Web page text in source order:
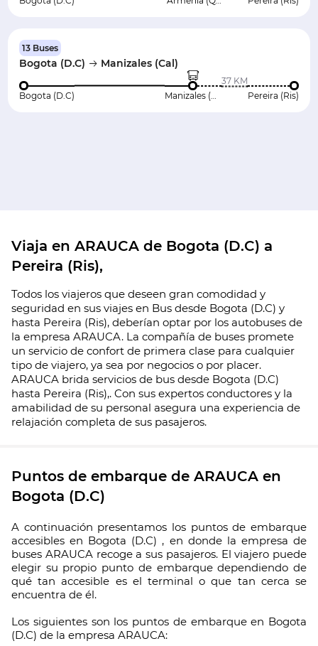
13 Buses
Bogota (D.C) Manizales (Cal)
Bogota (D.C) Manizales (Cal)
37 KM
Pereira (Ris)
Viaja en ARAUCA de Bogota (D.C) a
Pereira (Ris),
Todos los viajeros que deseen gran comodidad y
seguridad en sus viajes en Bus desde Bogota (D.C) y
hasta Pereira (Ris), deberían optar por los autobuses de
la empresa ARAUCA. La compañía de buses promete
un servicio de confort de primera clase para cualquier
tipo de viajero, ya sea por negocios o por placer.
ARAUCA brida servicios de bus desde Bogota (D.C)
hasta Pereira (Ris),. Con sus expertos conductores y la
amabilidad de su personal asegura una experiencia de
relajación completa de sus pasajeros.
Puntos de embarque de ARAUCA en
Bogota (D.C)
A continuación presentamos los puntos de embarque
accesibles en Bogota (D.C) , en donde la empresa de
buses ARAUCA recoge a sus pasajeros. El viajero puede
elegir su propio punto de embarque dependiendo de
qué tan accesible es el terminal o que tan cerca se
encuentra de él.
Los siguientes son los puntos de embarque en Bogota
(D.C) de la empresa ARAUCA: